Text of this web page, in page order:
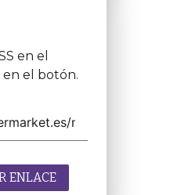
en el
en el botón.
ENLACE